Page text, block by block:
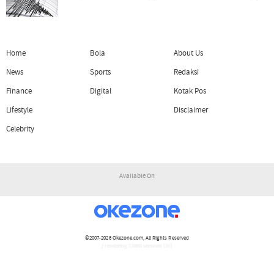
Home
News
Finance
Lifestyle
Celebrity
Bola
Sports
Digital
About Us
Redaksi
Kotak Pos
Disclaimer
Available On
©2007-2026Okezone.com, All Rights Reserved